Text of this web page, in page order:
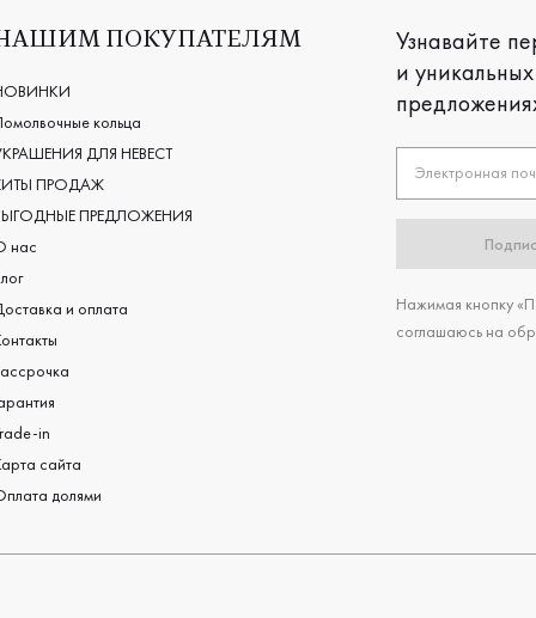
ПОКУПАТЕЛЯМ
кольца
ДЛЯ НЕВЕСТ
ПРОДАЖ
ПРЕДЛОЖЕНИЯ
нас
и оплата
in
сайта
долями
Узнавайте
и
Электронная
Нажимая кнопку
соглашаюсь на